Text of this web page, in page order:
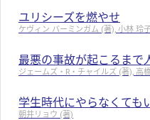
ユリシーズを燃やせ
ケヴィン バーミンガム (著), 小林 玲
最悪の事故が起こるまで
ジェームズ・R・チャイルズ (著), 高
学生時代にやらなくても
朝井リョウ (著)